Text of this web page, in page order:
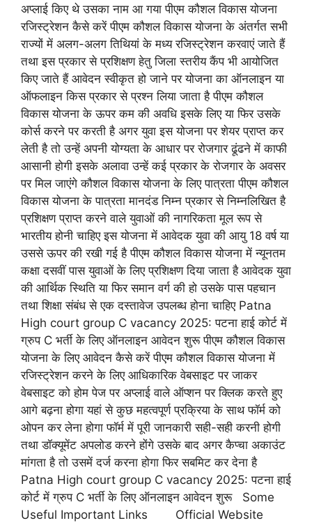
अप्लाई किए थे उसका नाम आ गया पीएम कौशल विकास योजना
रजिस्ट्रेशन कैसे करें पीएम कौशल विकास योजना के अंतर्गत सभी
राज्यों में अलग-अलग तिथियां के मध्य रजिस्ट्रेशन करवाएं जाते हैं
तथा इस प्रकार से प्रशिक्षण हेतु जिला स्तरीय कैंप भी आयोजित
किए जाते हैं आवेदन स्वीकृत हो जाने पर योजना का ऑनलाइन या
ऑफलाइन किस प्रकार से प्रश्न लिया जाता है पीएम कौशल
विकास योजना के ऊपर कम की अवधि इसके लिए या फिर उसके
कोर्स करने पर करती है अगर युवा इस योजना पर शेयर प्राप्त कर
लेती है तो उन्हें अपनी योग्यता के आधार पर रोजगार ढूंढने में काफी
आसानी होगी इसके अलावा उन्हें कई प्रकार के रोजगार के अवसर
पर मिल जाएंगे कौशल विकास योजना के लिए पात्रता पीएम कौशल
विकास योजना के पात्रता मानदंड निम्न प्रकार से निम्नलिखित है
प्रशिक्षण प्राप्त करने वाले युवाओं की नागरिकता मूल रूप से
भारतीय होनी चाहिए इस योजना में आवेदक युवा की आयु 18 वर्ष या
उससे ऊपर की रखी गई है पीएम कौशल विकास योजना में न्यूनतम
कक्षा दसवीं पास युवाओं के लिए प्रशिक्षण दिया जाता है आवेदक युवा
की आर्थिक स्थिति या फिर समान वर्ग की हो उसके पास पहचान
तथा शिक्षा संबंध से एक दस्तावेज उपलब्ध होना चाहिए Patna
High court group C vacancy 2025: पटना हाई कोर्ट में
ग्रुप C भर्ती के लिए ऑनलाइन आवेदन शुरू पीएम कौशल विकास
योजना के लिए आवेदन कैसे करें पीएम कौशल विकास योजना में
रजिस्ट्रेशन करने के लिए आधिकारिक वेबसाइट पर जाकर
वेबसाइट को होम पेज पर अप्लाई वाले ऑप्शन पर क्लिक करते हुए
आगे बढ़ना होगा यहां से कुछ महत्वपूर्ण प्रक्रिया के साथ फॉर्म को
ओपन कर लेना होगा फॉर्म में पूरी जानकारी सही-सही करनी होगी
तथा डॉक्यूमेंट अपलोड करने होंगे उसके बाद अगर कैप्चा अकाउंट
मांगता है तो उसमें दर्ज करना होगा फिर सबमिट कर देना है
Patna High court group C vacancy 2025: पटना हाई
कोर्ट में ग्रुप C भर्ती के लिए ऑनलाइन आवेदन शुरू Some
Useful Important Links Official Website